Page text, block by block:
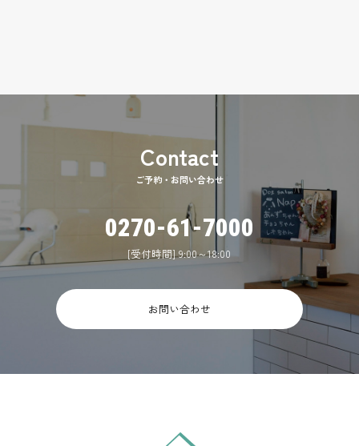
ご予約・お問い合わせ
0270-61-7000
[受付時間] 9:00～18:00
お問い合わせ